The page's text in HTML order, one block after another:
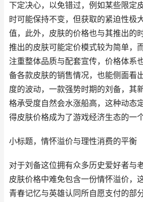
下定决心，以免错过，例如某些限定
时可能保持不变，但获取的紧迫性极
值，此外，皮肤的价格也与其推出的
推出的皮肤可能定价模式较为简单，
注重整体品质与配套宣传，价格体系
备各款皮肤的销售情况，也能侧面看
度的波动，一款强势时期的刘备，其
格承受度自然会水涨船高，这种动态
得皮肤价格成为了游戏经济生态的一
小标题，情怀溢价与理性消费的平衡
对于刘备这位拥有众多历史爱好者与
皮肤价格中难免包含一份情怀溢价，
青春记忆与英雄认同所自愿支付的部